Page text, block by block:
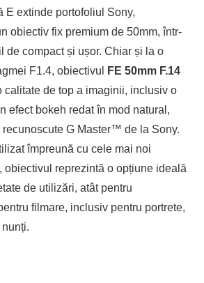
E extinde portofoliul Sony,
obiectiv fix premium de 50mm, într-
de compact și ușor. Chiar și la o
F1.4, obiectivul
FE 50mm F.14
calitate de top a imaginii, inclusiv o
efect bokeh redat în mod natural,
G Master™ de la Sony.
împreună cu cele mai noi
obiectivul reprezintă o opțiune ideală
de utilizări, atât pentru
filmare, inclusiv pentru portrete,